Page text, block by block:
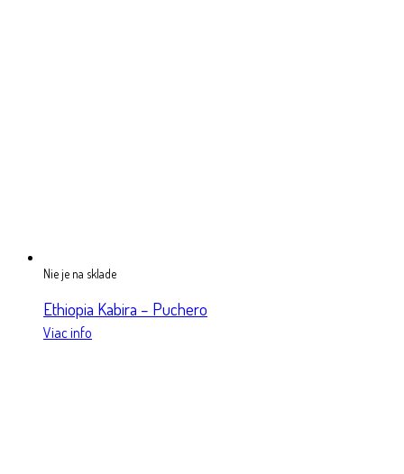
Nie je na sklade
Ethiopia Kabira – Puchero
Viac info